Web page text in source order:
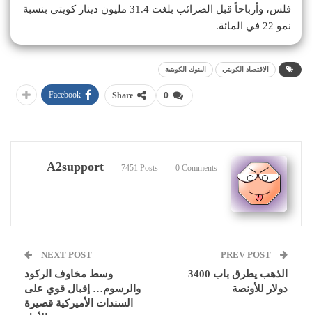
فلس، وأرباحاً قبل الضرائب بلغت 31.4 مليون دينار كويتي بنسبة
نمو 22 في المائة.
الاقتصاد الكويتي البنوك الكويتية
0
Share
Facebook
A2support 7451 Posts 0 Comments
الذهب يطرق باب 3400
دولار للأونصة
NEXT POST
وسط مخاوف الركود
والرسوم… إقبال قوي على
السندات الأميركية قصيرة